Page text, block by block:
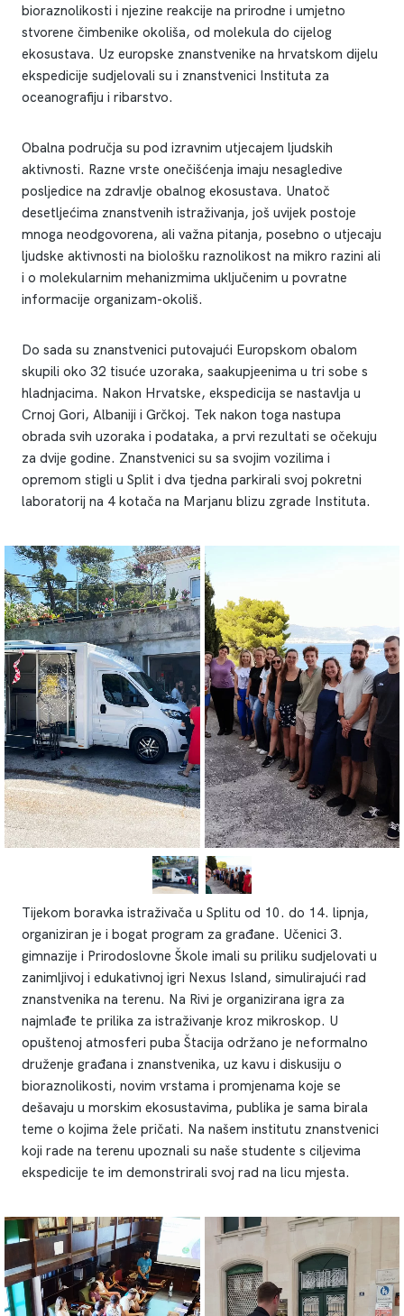
bioraznolikosti i njezine reakcije na prirodne i umjetno
stvorene čimbenike okoliša, od molekula do cijelog
ekosustava. Uz europske znanstvenike na hrvatskom dijelu
ekspedicije sudjelovali su i znanstvenici Instituta za
oceanografiju i ribarstvo.
Obalna područja su pod izravnim utjecajem ljudskih
aktivnosti. Razne vrste onečišćenja imaju nesagledive
posljedice na zdravlje obalnog ekosustava. Unatoč
desetljećima znanstvenih istraživanja, još uvijek postoje
mnoga neodgovorena, ali važna pitanja, posebno o utjecaju
ljudske aktivnosti na biološku raznolikost na mikro razini ali
i o molekularnim mehanizmima uključenim u povratne
informacije organizam-okoliš.
Do sada su znanstvenici putovajući Europskom obalom
skupili oko 32 tisuće uzoraka, saakupjeenima u tri sobe s
hladnjacima. Nakon Hrvatske, ekspedicija se nastavlja u
Crnoj Gori, Albaniji i Grčkoj. Tek nakon toga nastupa
obrada svih uzoraka i podataka, a prvi rezultati se očekuju
za dvije godine. Znanstvenici su sa svojim vozilima i
opremom stigli u Split i dva tjedna parkirali svoj pokretni
laboratorij na 4 kotača na Marjanu blizu zgrade Instituta.
Tijekom boravka istraživača u Splitu od 10. do 14. lipnja,
organiziran je i bogat program za građane. Učenici 3.
gimnazije i Prirodoslovne Škole imali su priliku sudjelovati u
zanimljivoj i edukativnoj igri Nexus Island, simulirajući rad
znanstvenika na terenu. Na Rivi je organizirana igra za
najmlađe te prilika za istraživanje kroz mikroskop. U
opuštenoj atmosferi puba Štacija održano je neformalno
druženje građana i znanstvenika, uz kavu i diskusiju o
bioraznolikosti, novim vrstama i promjenama koje se
dešavaju u morskim ekosustavima, publika je sama birala
teme o kojima žele pričati. Na našem institutu znanstvenici
koji rade na terenu upoznali su naše studente s ciljevima
ekspedicije te im demonstrirali svoj rad na licu mjesta.